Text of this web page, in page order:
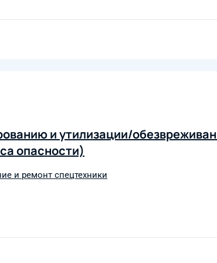
и утилизации/
опасности)
и ремонт спецтехники